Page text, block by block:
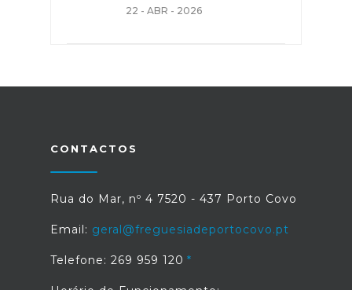
22 - ABR - 2026
CONTACTOS
Rua do Mar, nº 4 7520 - 437 Porto Covo
Email: geral@freguesiadeportocovo.pt
Telefone: 269 959 120